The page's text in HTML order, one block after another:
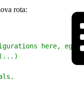
rota:
here, eg: